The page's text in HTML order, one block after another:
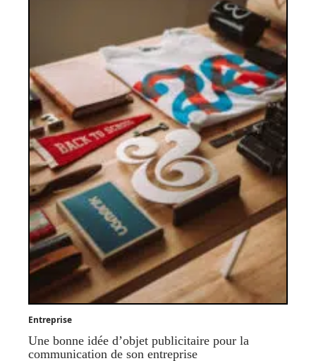
Entreprise
Une bonne idée d’objet publicitaire pour la
communication de son entreprise